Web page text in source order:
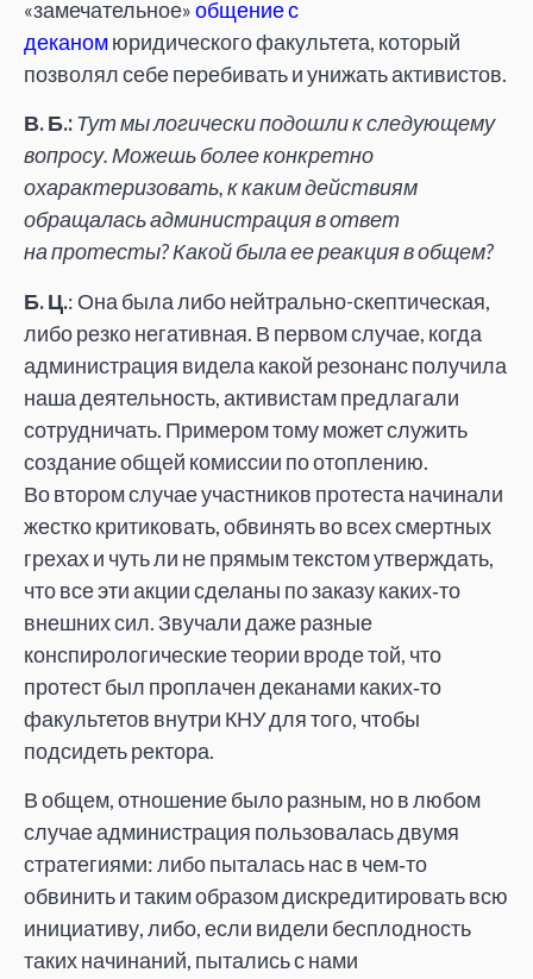
«замечательное»общение с
деканомюридического факультета, который
позволял себе перебивать и унижать активистов.
В. Б.:Тут мы логически подошли к следующему
вопросу. Можешь более конкретно
охарактеризовать, к каким действиям
обращалась администрация в ответ
на протесты? Какой была ее реакция в общем?
Б. Ц.: Она была либо нейтрально-скептическая,
либо резко негативная. В первом случае, когда
администрация видела какой резонанс получила
наша деятельность, активистам предлагали
сотрудничать. Примером тому может служить
создание общей комиссии по отоплению.
Во втором случае участников протеста начинали
жестко критиковать, обвинять во всех смертных
грехах и чуть ли не прямым текстом утверждать,
что все эти акции сделаны по заказу каких‑то
внешних сил. Звучали даже разные
конспирологические теории вроде той, что
протест был проплачен деканами каких‑то
факультетов внутри КНУ для того, чтобы
подсидеть ректора.
В общем, отношение было разным, но в любом
случае администрация пользовалась двумя
стратегиями: либо пыталась нас в чем‑то
обвинить и таким образом дискредитировать всю
инициативу, либо, если видели бесплодность
таких начинаний, пытались с нами